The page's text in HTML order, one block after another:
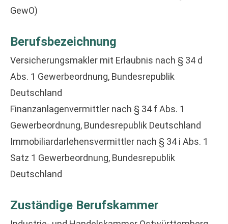
GewO)
Berufsbezeichnung
Ver­sicherungs­makler mit Erlaubnis nach § 34 d
Abs. 1 Gewerbeordnung, Bundesrepublik
Deutschland
Finanzanlagenvermittler nach § 34 f Abs. 1
Gewerbeordnung, Bundesrepublik Deutschland
Immobiliardarlehensvermittler nach § 34 i Abs. 1
Satz 1 Gewerbeordnung, Bundesrepublik
Deutschland
Zuständige Berufskammer